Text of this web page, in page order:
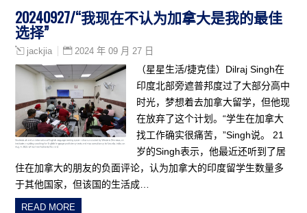
20240927/“我现在不认为加拿大是我的最佳
选择”
jackjia 2024 年 09 月 27 日
（星星生活/捷克佳）Dilraj Singh在
印度北部旁遮普邦度过了大部分高中
时光，梦想着去加拿大留学，但他现
在放弃了这个计划。“学生在加拿大
找工作确实很痛苦，”Singh说。 21
岁的Singh表示，他最近还听到了居
住在加拿大的朋友的负面评论，认为加拿大的印度留学生数量多
于其他国家，但该国的生活成…
READ MORE